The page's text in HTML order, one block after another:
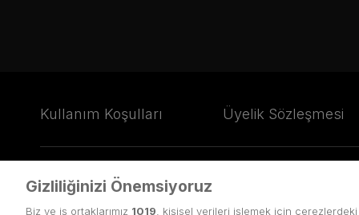
Kullanım Koşulları Üyelik Sözleşmesi
© Copyright 2026puhutv.com Tüm hakları Puhu TV Yayıncılık
Gizliliğinizi Önemsiyoruz
Biz ve iş ortaklarımız 1019 , kişisel verileri işlemek için